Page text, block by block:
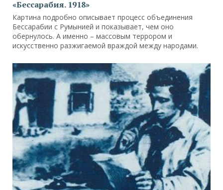
«Бессарабия. 1918»
Картина подробно описывает процесс объединения
Бессарабии с Румынией и показывает, чем оно
обернулось. А именно – массовым террором и
искусственно разжигаемой враждой между народами.